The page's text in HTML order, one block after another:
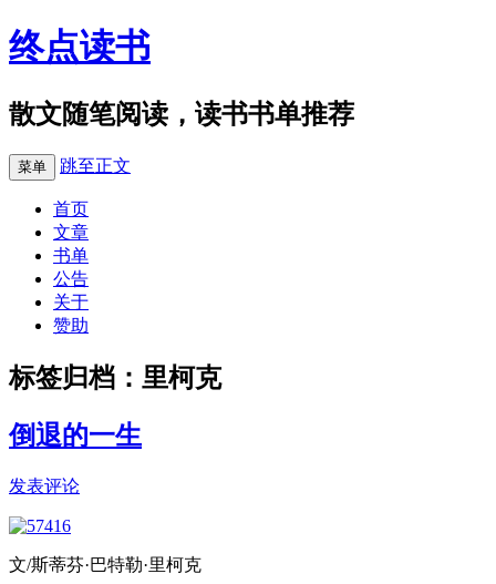
终点读书
散文随笔阅读，读书书单推荐
菜单 跳至正文
首页
文章
书单
公告
关于
赞助
标签归档： 里柯克
倒退的一生
发表评论
文/斯蒂芬·巴特勒·里柯克